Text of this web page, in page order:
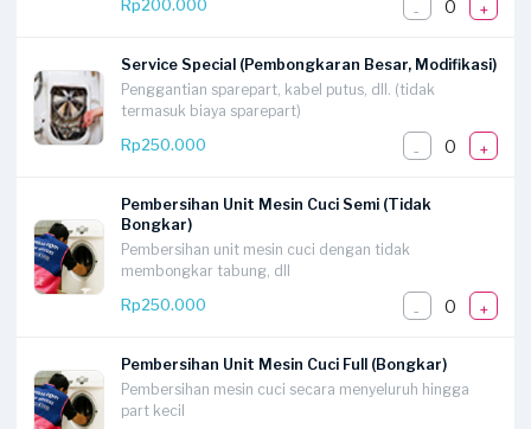
Rp200.000
- 0 +
Service Special (Pembongkaran Besar, Modifikasi)
Penggantian sparepart, kabel putus, dll. (tidak
termasuk biaya sparepart)
Rp250.000
- 0 +
Pembersihan Unit Mesin Cuci Semi (Tidak
Bongkar)
Pembersihan unit mesin cuci dengan tidak
membongkar tabung, dll
Rp250.000
- 0 +
Pembersihan Unit Mesin Cuci Full (Bongkar)
Pembersihan mesin cuci secara menyeluruh hingga
part kecil